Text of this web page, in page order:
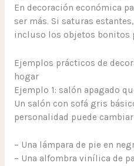
En decoración económica
ser más. Si saturas
incluso los objetos bonitos
Ejemplos prácticos de
hogar
Ejemplo 1: salón apagado
Un salón con sofá gris
personalidad puede
– Una lámpara de pie en
– Una alfombra vinílica de